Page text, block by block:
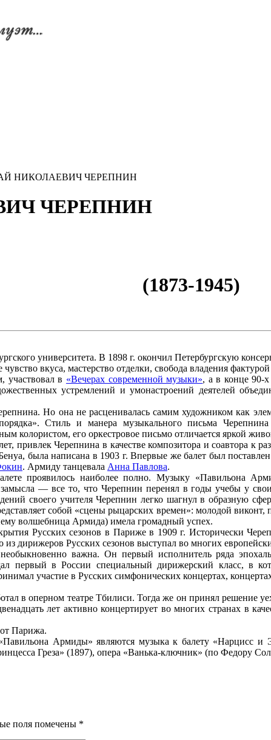
НИКОЛАЕВИЧ ЧЕРЕПНИН
ЧЕРЕПНИН
(1873-1945)
университета. В 1898 г. окончил Петербургскую
вкуса, мастерство отделки, свобода владения
в «Вечерах современной музыки», а в конце 90-
устремлений и умонастроений деятелей
Но она не расценивалась самим художником как
Стиль и манера музыкального письма
колористом, его оркестровое письмо отличается яркой
привлек Черепнина в качестве композитора и соавтора к
была написана в 1903 г. Впервые же балет был
. Армиду танцевала Анна Павлова.
проявилось наиболее полно. Музыку «Павильона
замысла — все то, что Черепнин перенял в годы учебы у
своего учителя Черепнин легко шагнул в образную
собой «сцены рыцарских времен»: молодой
волшебница Армида) имела громадный успех.
Русских сезонов в Париже в 1909 г. Исторически
из дирижеров Русских сезонов выступал во многих
важна. Он первый исполнитель ряда
первый в России специальный дирижерский класс, в
участие в Русских симфонических концертах,
в оперном театре Тбилиси. Тогда же он принял решение
лет активно концертирует во многих странах в
Парижа.
Армиды» являются музыка к балету «Нарцисс и
Греза» (1897), опера «Ванька-ключник» (по Федору
поля помечены *